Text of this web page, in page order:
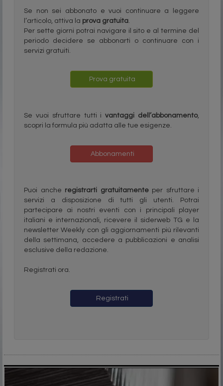
Se non sei abbonato e vuoi continuare a leggere
l’articolo, attiva la prova gratuita.
Per sette giorni potrai navigare il sito e al termine del
periodo decidere se abbonarti o continuare con i
servizi gratuiti.
Prova gratuita
Se vuoi sfruttare tutti ivantaggi dell’abbonamento,
scopri la formula più adatta alle tue esigenze.
Abbonamenti
Puoi anche registrarti gratuitamenteper sfruttare i
servizi a disposizione di tutti gli utenti. Potrai
partecipare ai nostri eventi con i principali player
italiani e internazionali, ricevere il siderweb TG e la
newsletter Weekly con gli aggiornamenti più rilevanti
della settimana, accedere a pubblicazioni e analisi
esclusive della redazione.
Registrati ora.
Registrati